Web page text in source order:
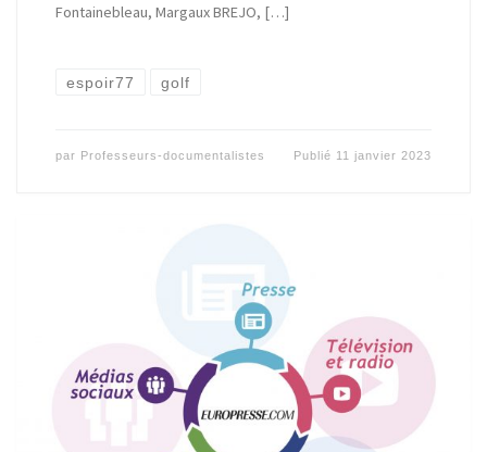
Fontainebleau, Margaux BREJO, […]
espoir77 golf
par Professeurs-documentalistes Publié 11 janvier 2023